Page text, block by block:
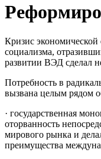
Кризис экономической
социализма,
развитии ВЭД сделал
Потребность в
вызва­на целым рядом
· государственная
ото­рванность
мирового рын­ка и
преимущества